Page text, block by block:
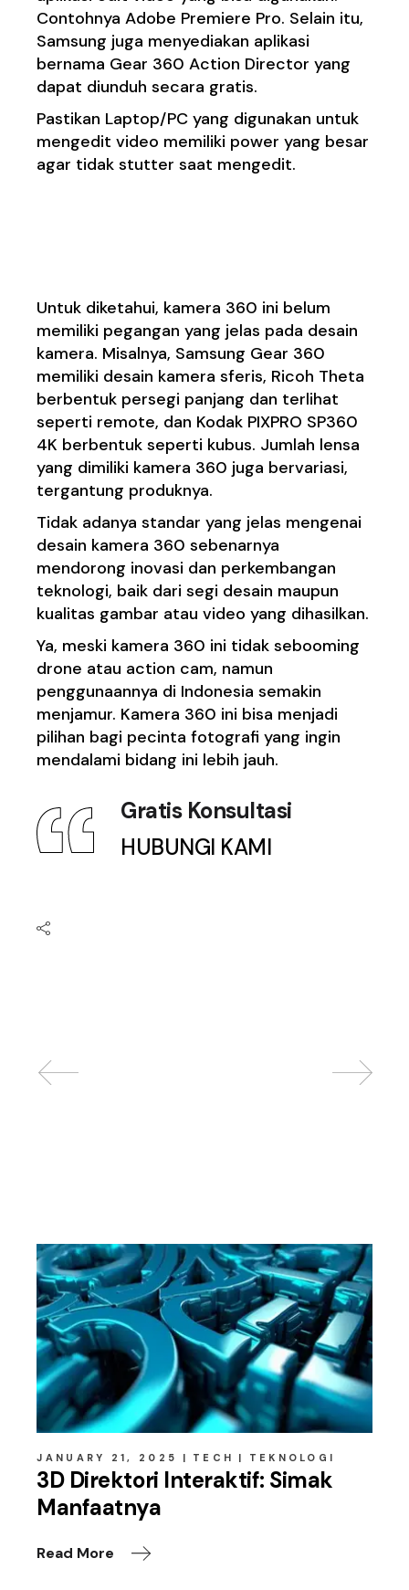
Contohnya Adobe Premiere Pro. Selain itu,
Samsung juga menyediakan aplikasi
bernama Gear 360 Action Director yang
dapat diunduh secara gratis.
Pastikan Laptop/PC yang digunakan untuk
mengedit video memiliki power yang besar
agar tidak stutter saat mengedit.
Untuk diketahui, kamera 360 ini belum
memiliki pegangan yang jelas pada desain
kamera. Misalnya, Samsung Gear 360
memiliki desain kamera sferis, Ricoh Theta
berbentuk persegi panjang dan terlihat
seperti remote, dan Kodak PIXPRO SP360
4K berbentuk seperti kubus. Jumlah lensa
yang dimiliki kamera 360 juga bervariasi,
tergantung produknya.
Tidak adanya standar yang jelas mengenai
desain kamera 360 sebenarnya
mendorong inovasi dan perkembangan
teknologi, baik dari segi desain maupun
kualitas gambar atau video yang dihasilkan.
Ya, meski kamera 360 ini tidak sebooming
drone atau action cam, namun
penggunaannya di Indonesia semakin
menjamur. Kamera 360 ini bisa menjadi
pilihan bagi pecinta fotografi yang ingin
mendalami bidang ini lebih jauh.
Gratis Konsultasi
HUBUNGI KAMI
JANUARY 21, 2025 TECH TEKNOLOGI
3D Direktori Interaktif: Simak
Manfaatnya
Read More